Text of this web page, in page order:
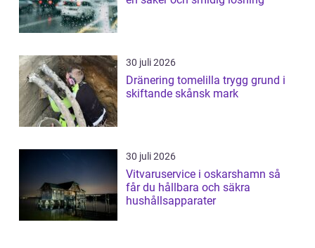
30 juli 2026
Dränering tomelilla trygg grund i
skiftande skånsk mark
30 juli 2026
Vitvaruservice i oskarshamn så
får du hållbara och säkra
hushållsapparater